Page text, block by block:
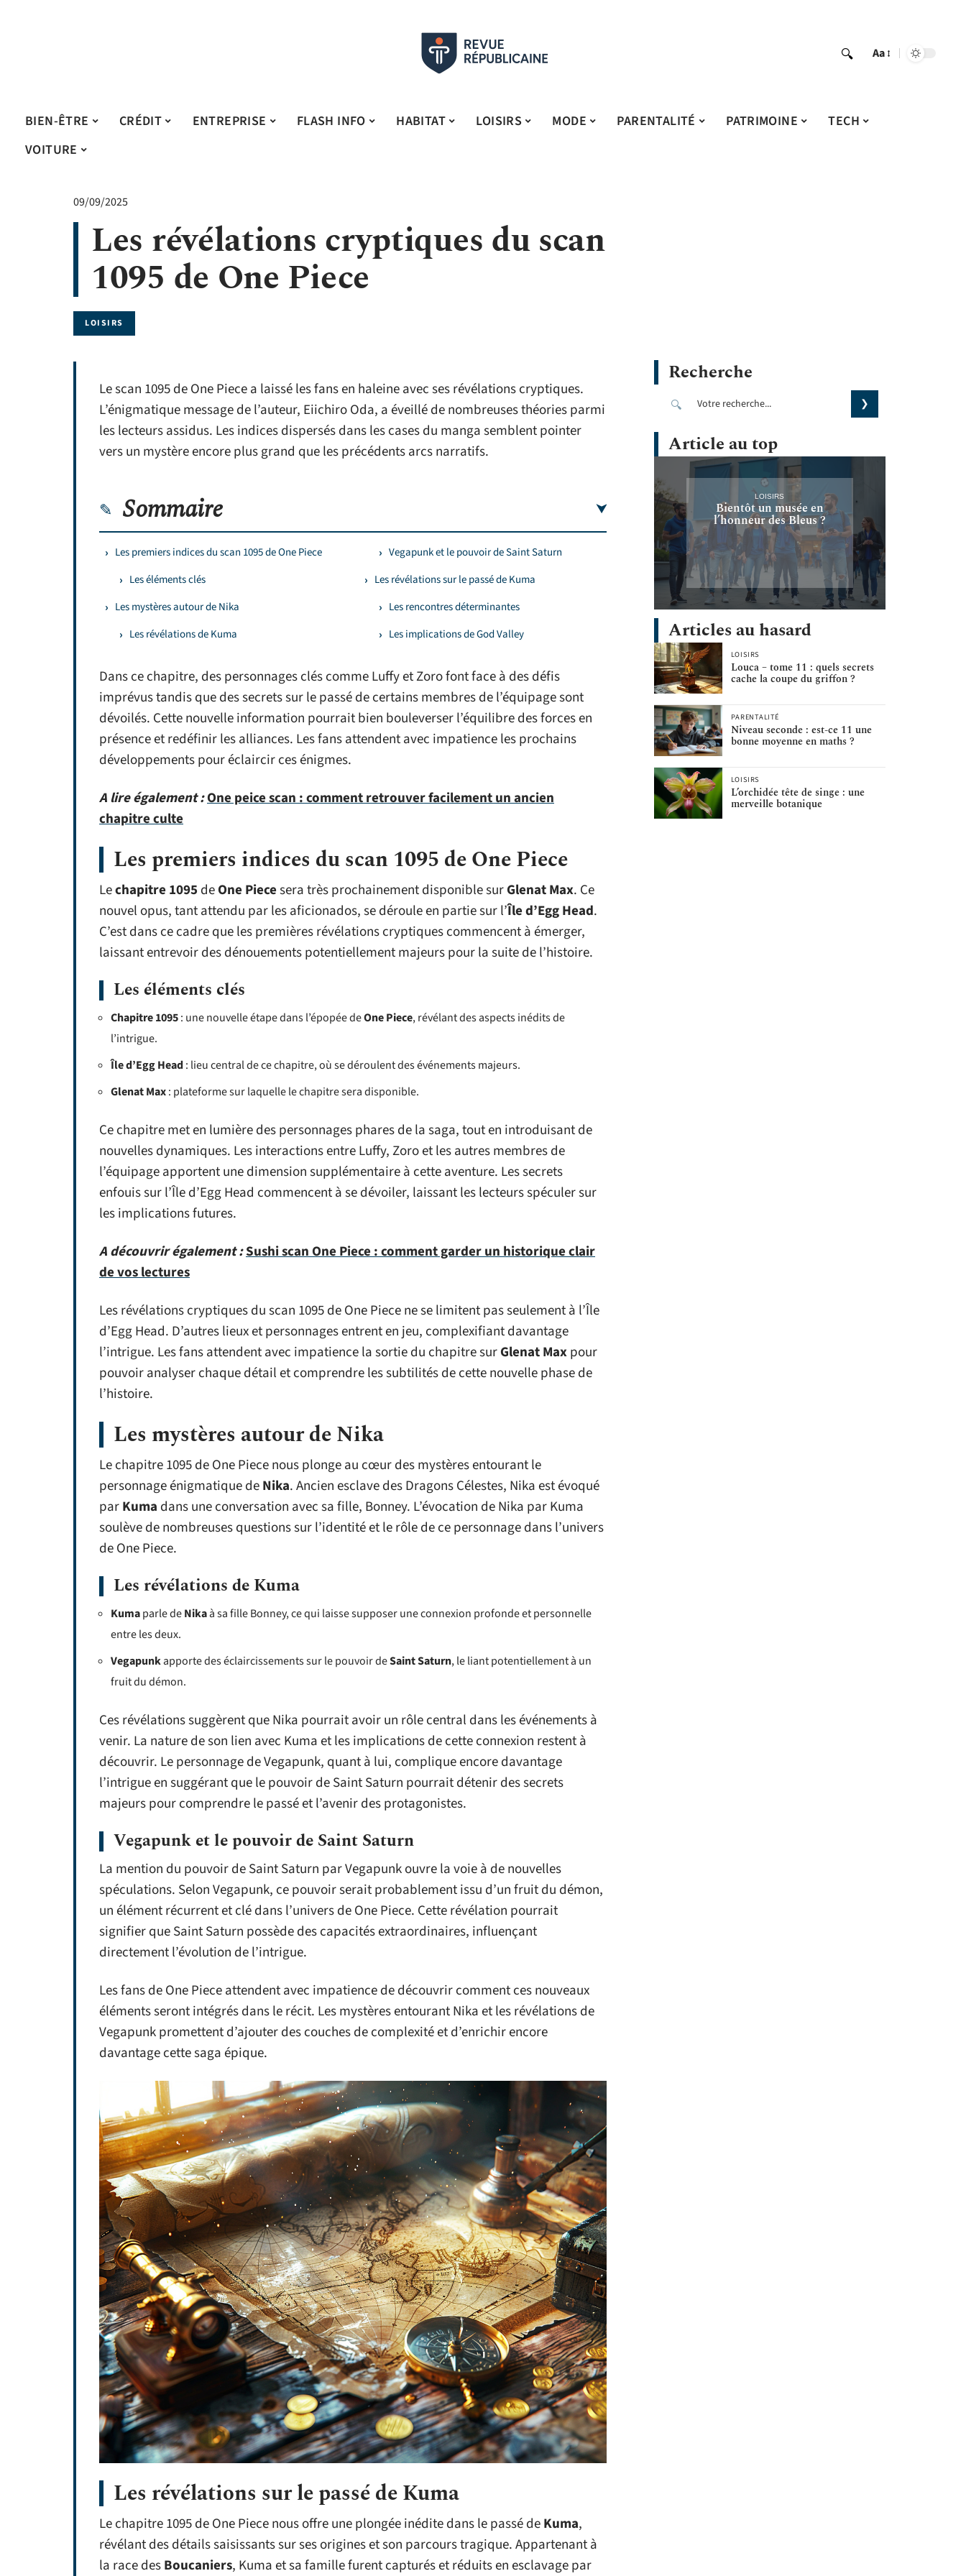
Aa
BIEN-ÊTRE CRÉDIT ENTREPRISE FLASH INFO HABITAT LOISIRS MODE PARENTALITÉ PATRIMOINE
TECH
VOITURE
09/09/2025
Les révélations cryptiques du scan
1095 de One Piece
LOISIRS
Le scan 1095 de One Piece a laissé les fans en haleine avec ses révélations cryptiques.
L’énigmatique message de l’auteur, Eiichiro Oda, a éveillé de nombreuses théories parmi
les lecteurs assidus. Les indices dispersés dans les cases du manga semblent pointer
vers un mystère encore plus grand que les précédents arcs narratifs.
Sommaire
Les premiers indices du scan 1095 de One Piece
Les éléments clés
Les mystères autour de Nika
Les révélations de Kuma
Vegapunk et le pouvoir de Saint Saturn
Les révélations sur le passé de Kuma
Les rencontres déterminantes
Les implications de God Valley
Dans ce chapitre, des personnages clés comme Luffy et Zoro font face à des défis
imprévus tandis que des secrets sur le passé de certains membres de l’équipage sont
dévoilés. Cette nouvelle information pourrait bien bouleverser l’équilibre des forces en
présence et redéfinir les alliances. Les fans attendent avec impatience les prochains
développements pour éclaircir ces énigmes.
A lire également :One peice scan : comment retrouver facilement un ancien
chapitre culte
Les premiers indices du scan 1095 de One Piece
Lechapitre 1095 deOne Piecesera très prochainement disponible surGlenat Max. Ce
nouvel opus, tant attendu par les aficionados, se déroule en partie sur l’Île d’Egg Head.
C’est dans ce cadre que les premières révélations cryptiques commencent à émerger,
laissant entrevoir des dénouements potentiellement majeurs pour la suite de l’histoire.
Les éléments clés
Chapitre 1095: une nouvelle étape dans l’épopée deOne Piece, révélant des aspects inédits de
l’intrigue.
Île d’Egg Head: lieu central de ce chapitre, où se déroulent des événements majeurs.
Glenat Max: plateforme sur laquelle le chapitre sera disponible.
Ce chapitre met en lumière des personnages phares de la saga, tout en introduisant de
nouvelles dynamiques. Les interactions entre Luffy, Zoro et les autres membres de
l’équipage apportent une dimension supplémentaire à cette aventure. Les secrets
enfouis sur l’Île d’Egg Head commencent à se dévoiler, laissant les lecteurs spéculer sur
les implications futures.
A découvrir également :Sushi scan One Piece : comment garder un historique clair
de vos lectures
Les révélations cryptiques du scan 1095 de One Piece ne se limitent pas seulement à l’Île
d’Egg Head. D’autres lieux et personnages entrent en jeu, complexifiant davantage
l’intrigue. Les fans attendent avec impatience la sortie du chapitre surGlenat Maxpour
pouvoir analyser chaque détail et comprendre les subtilités de cette nouvelle phase de
l’histoire.
Les mystères autour de Nika
Le chapitre 1095 de One Piece nous plonge au cœur des mystères entourant le
personnage énigmatique deNika. Ancien esclave des Dragons Célestes, Nika est évoqué
parKuma dans une conversation avec sa fille, Bonney. L’évocation de Nika par Kuma
soulève de nombreuses questions sur l’identité et le rôle de ce personnage dans l’univers
de One Piece.
Les révélations de Kuma
Kumaparle deNikaà sa fille Bonney, ce qui laisse supposer une connexion profonde et personnelle
entre les deux.
Vegapunkapporte des éclaircissements sur le pouvoir deSaint Saturn, le liant potentiellement à un
fruit du démon.
Ces révélations suggèrent que Nika pourrait avoir un rôle central dans les événements à
venir. La nature de son lien avec Kuma et les implications de cette connexion restent à
découvrir. Le personnage de Vegapunk, quant à lui, complique encore davantage
l’intrigue en suggérant que le pouvoir de Saint Saturn pourrait détenir des secrets
majeurs pour comprendre le passé et l’avenir des protagonistes.
Vegapunk et le pouvoir de Saint Saturn
La mention du pouvoir de Saint Saturn par Vegapunk ouvre la voie à de nouvelles
spéculations. Selon Vegapunk, ce pouvoir serait probablement issu d’un fruit du démon,
un élément récurrent et clé dans l’univers de One Piece. Cette révélation pourrait
signifier que Saint Saturn possède des capacités extraordinaires, influençant
directement l’évolution de l’intrigue.
Les fans de One Piece attendent avec impatience de découvrir comment ces nouveaux
éléments seront intégrés dans le récit. Les mystères entourant Nika et les révélations de
Vegapunk promettent d’ajouter des couches de complexité et d’enrichir encore
davantage cette saga épique.
Les révélations sur le passé de Kuma
Le chapitre 1095 de One Piece nous offre une plongée inédite dans le passé deKuma,
révélant des détails saisissants sur ses origines et son parcours tragique. Appartenant à
la race desBoucaniers, Kuma et sa famille furent capturés et réduits en esclavage par
Recherche
Article au top
LOISIRS
Bientôt un musée en
l’honneur des Bleus ?
Articles au hasard
LOISIRS
Louca – tome 11 : quels secrets
cache la coupe du griffon ?
PARENTALITÉ
Niveau seconde : est-ce 11 une
bonne moyenne en maths ?
LOISIRS
L’orchidée tête de singe : une
merveille botanique